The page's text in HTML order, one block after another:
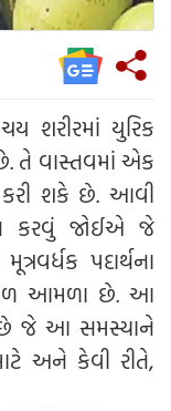
શરીરમાં યુરિક
તે વાસ્તવમાં એક
શકે છે. આવી
કરવું જોઈએ જે
પદાર્થના
આમળા છે. આ
છે જે આ સમસ્યાને
અને કેવી રીતે,